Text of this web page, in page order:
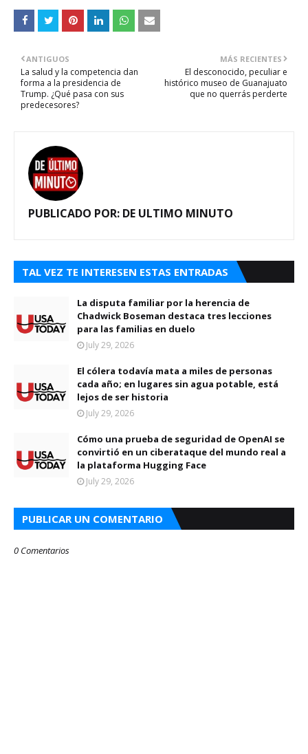
MÁS RECIENTES
El desconocido, peculiar e
histórico museo de Guanajuato
que no querrás perderte
ANTIGUOS
La salud y la competencia dan
forma a la presidencia de
Trump. ¿Qué pasa con sus
predecesores?
PUBLICADO POR: DE ULTIMO MINUTO
TAL VEZ TE INTERESEN ESTAS ENTRADAS
La disputa familiar por la herencia de
Chadwick Boseman destaca tres lecciones
para las familias en duelo
July 29, 2026
El cólera todavía mata a miles de personas
cada año; en lugares sin agua potable, está
lejos de ser historia
July 29, 2026
Cómo una prueba de seguridad de OpenAI se
convirtió en un ciberataque del mundo real a
la plataforma Hugging Face
July 29, 2026
PUBLICAR UN COMENTARIO
0 Comentarios